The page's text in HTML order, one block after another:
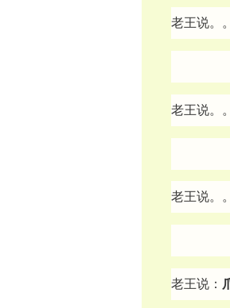
老王说。
老王说。
老王说。
老王说：